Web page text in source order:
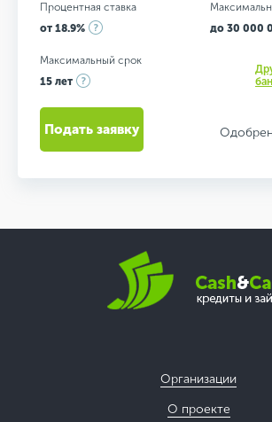
Процентная ставка
от 18.9%
до 30 000
Максимальный срок
15 лет
Подать заявку
Организации
О проекте